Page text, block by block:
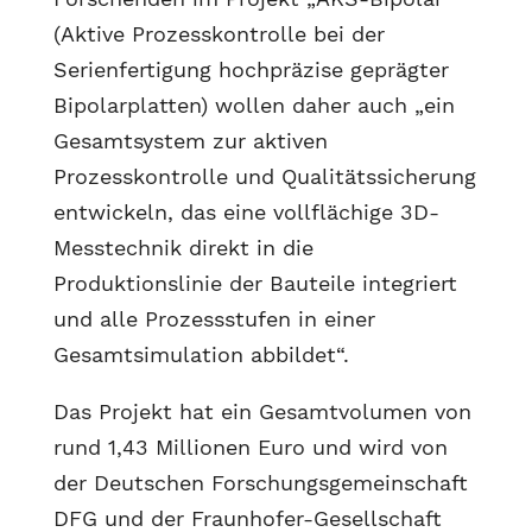
(Aktive Prozesskontrolle bei der
Serienfertigung hochpräzise geprägter
Bipolarplatten) wollen daher auch „ein
Gesamtsystem zur aktiven
Prozesskontrolle und Qualitätssicherung
entwickeln, das eine vollflächige 3D-
Messtechnik direkt in die
Produktionslinie der Bauteile integriert
und alle Prozessstufen in einer
Gesamtsimulation abbildet“.
Das Projekt hat ein Gesamtvolumen von
rund 1,43 Millionen Euro und wird von
der Deutschen Forschungsgemeinschaft
DFG und der Fraunhofer-Gesellschaft